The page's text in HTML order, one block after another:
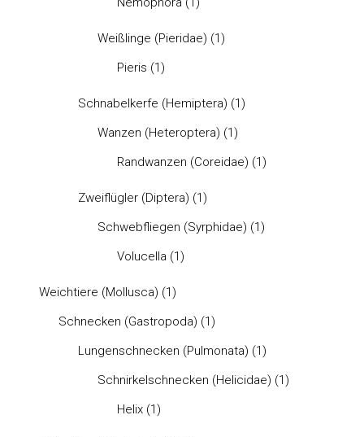
Weißlinge (Pieridae) (1)
Pieris (1)
Schnabelkerfe (Hemiptera) (1)
Wanzen (Heteroptera) (1)
Randwanzen (Coreidae) (1)
Zweiflügler (Diptera) (1)
Schwebfliegen (Syrphidae) (1)
Volucella (1)
Weichtiere (Mollusca) (1)
Schnecken (Gastropoda) (1)
Lungenschnecken (Pulmonata) (1)
Schnirkelschnecken (Helicidae) (1)
Helix (1)